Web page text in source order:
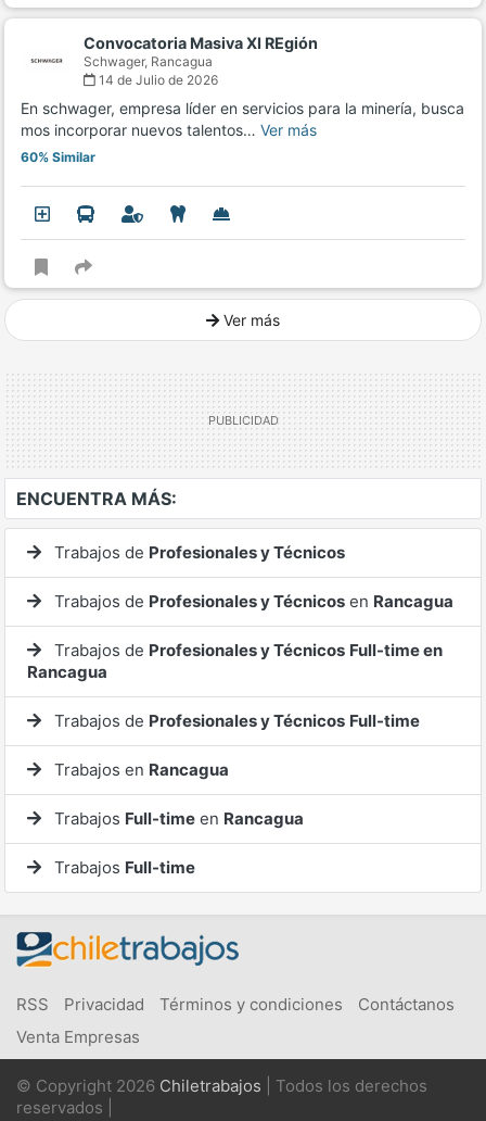
Convocatoria Masiva XI REgión
Schwager, Rancagua
14 de Julio de 2026
En schwager, empresa líder en servicios para la minería, busca
mos incorporar nuevos talentos… Ver más
60% Similar
Ver más
ENCUENTRA MÁS:
Trabajos de Profesionales y Técnicos
Trabajos de Profesionales y Técnicos en Rancagua
Trabajos de Profesionales y Técnicos Full-time en
Rancagua
Trabajos de Profesionales y Técnicos Full-time
Trabajos en Rancagua
Trabajos Full-time en Rancagua
Trabajos Full-time
RSS Privacidad Términos y condiciones
Contáctanos
Venta Empresas
© Copyright 2026 Chiletrabajos | Todos los derechos
reservados |